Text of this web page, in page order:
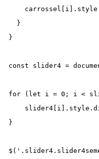
}
}
const slider4 =
for (let i = 0; i <
}